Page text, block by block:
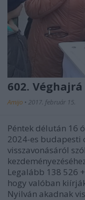
602. Véghajrá
Amijo • 2017. február 15.
Péntek délután 16
2024-es
visszavonásáról
Legalább 138 526
hogy valóban
Nyilván akadnak